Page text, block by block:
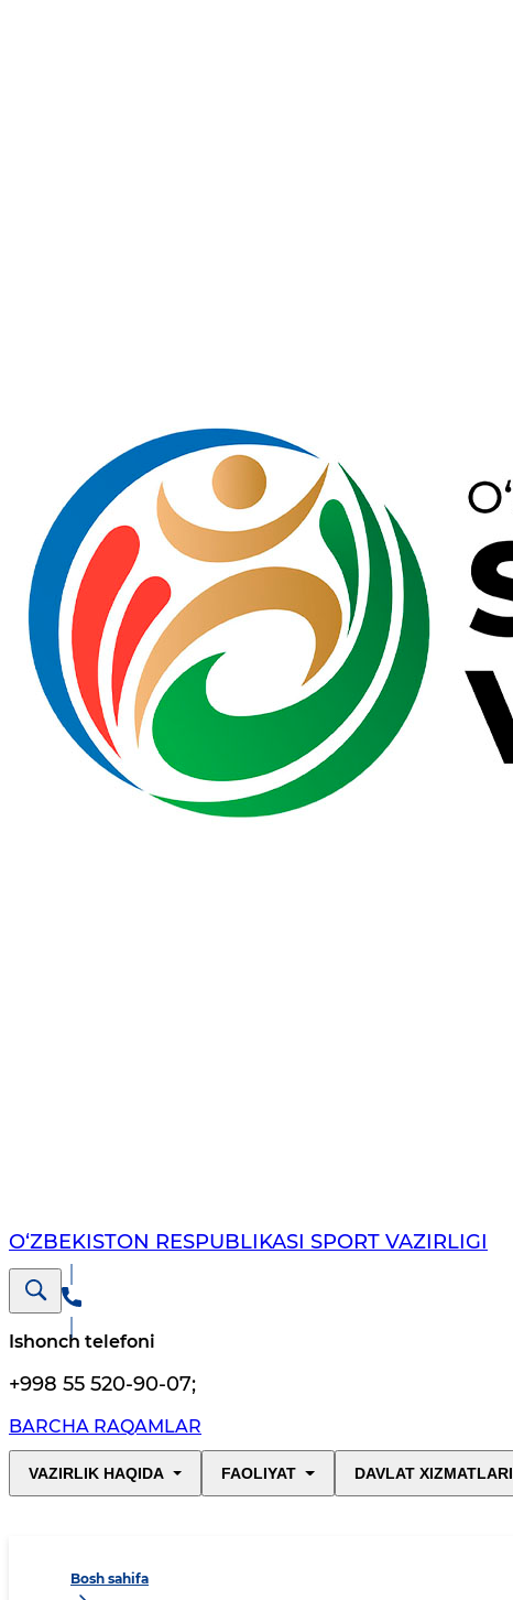
O‘ZBEKISTON RESPUBLIKASI SPORT VAZIRLIGI
Ishonch telefoni
+998 55 520-90-07;
BARCHA RAQAMLAR
VAZIRLIK HAQIDA FAOLIYAT DAVLAT XIZMATLARI
Bosh sahifa